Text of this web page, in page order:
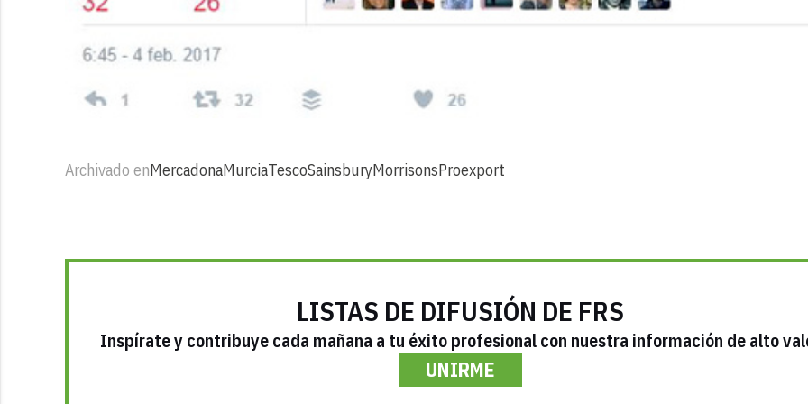
Archivado enMercadonaMurciaTescoSainsburyMorrisonsProexport
LISTAS DE DIFUSIÓN DE FRS
Inspírate y contribuye cada mañana a tu éxito profesional con nuestra información de alto
UNIRME